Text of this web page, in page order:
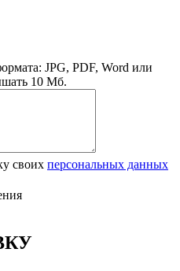
JPG, PDF, Word или
10 Мб.
своих персональных данных